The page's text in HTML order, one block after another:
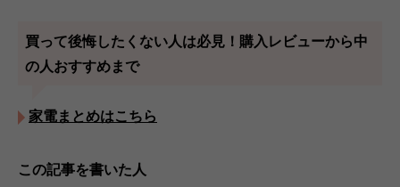
買って後悔したくない人は必見！購入レビューから中
の人おすすめまで
家電まとめはこちら
この記事を書いた人